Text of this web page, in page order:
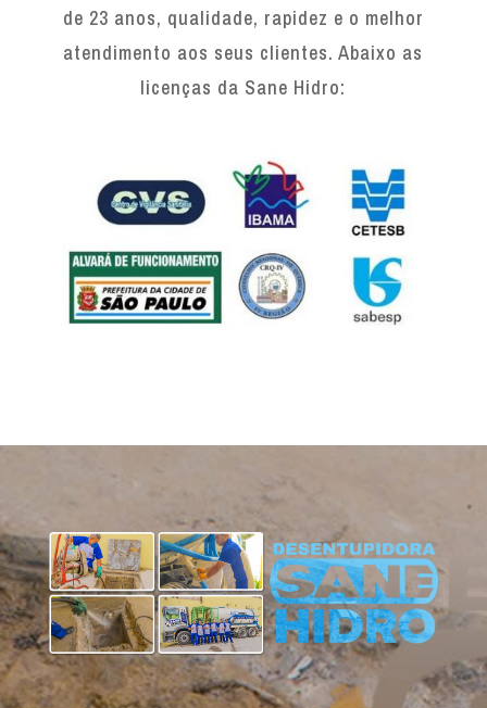
de 23 anos, qualidade, rapidez e o melhor
atendimento aos seus clientes. Abaixo as
licenças da Sane Hidro: